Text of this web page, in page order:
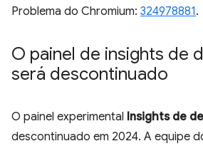
Problema do Chromium: 324978881.
O painel de insights de
será descontinuado
O painel experimental Insights de
descontinuado em 2024. A equipe